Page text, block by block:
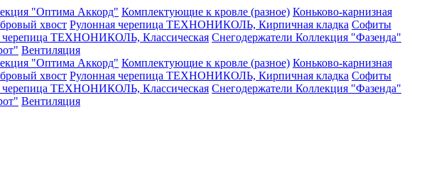
"Оптима Аккорд" Комплектующие к кровле (разное) Коньково-карнизная
хвост Рулонная черепица ТЕХНОНИКОЛЬ, Кирпичная кладка Софиты
черепица ТЕХНОНИКОЛЬ, Классическая Снегодержатели Коллекция "Фазенда"
Вентиляция
"Оптима Аккорд" Комплектующие к кровле (разное) Коньково-карнизная
хвост Рулонная черепица ТЕХНОНИКОЛЬ, Кирпичная кладка Софиты
черепица ТЕХНОНИКОЛЬ, Классическая Снегодержатели Коллекция "Фазенда"
Вентиляция